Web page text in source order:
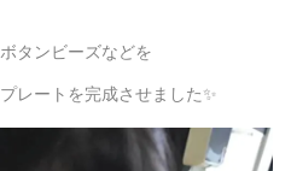
タンビーズなどを
レートを完成させました✨